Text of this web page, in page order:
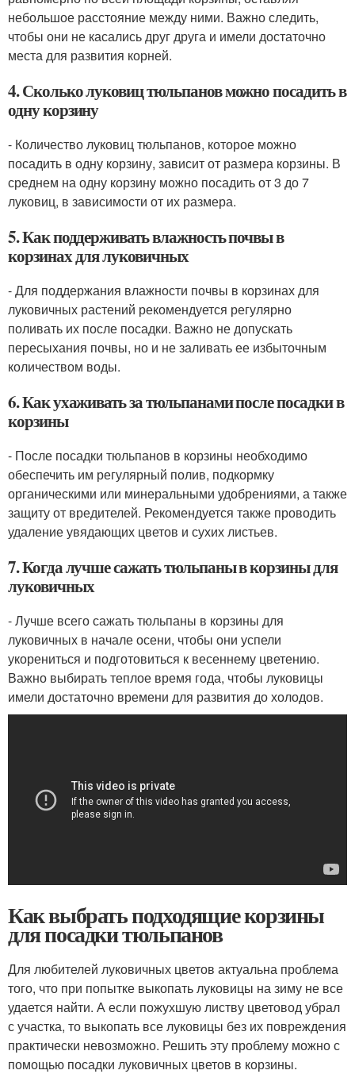
небольшое расстояние между ними. Важно следить,
чтобы они не касались друг друга и имели достаточно
места для развития корней.
4. Сколько луковиц тюльпанов можно посадить в
одну корзину
- Количество луковиц тюльпанов, которое можно
посадить в одну корзину, зависит от размера корзины. В
среднем на одну корзину можно посадить от 3 до 7
луковиц, в зависимости от их размера.
5. Как поддерживать влажность почвы в
корзинах для луковичных
- Для поддержания влажности почвы в корзинах для
луковичных растений рекомендуется регулярно
поливать их после посадки. Важно не допускать
пересыхания почвы, но и не заливать ее избыточным
количеством воды.
6. Как ухаживать за тюльпанами после посадки в
корзины
- После посадки тюльпанов в корзины необходимо
обеспечить им регулярный полив, подкормку
органическими или минеральными удобрениями, а также
защиту от вредителей. Рекомендуется также проводить
удаление увядающих цветов и сухих листьев.
7. Когда лучше сажать тюльпаны в корзины для
луковичных
- Лучше всего сажать тюльпаны в корзины для
луковичных в начале осени, чтобы они успели
укорениться и подготовиться к весеннему цветению.
Важно выбирать теплое время года, чтобы луковицы
имели достаточно времени для развития до холодов.
Как выбрать подходящие корзины
для посадки тюльпанов
Для любителей луковичных цветов актуальна проблема
того, что при попытке выкопать луковицы на зиму не все
удается найти. А если пожухшую листву цветовод убрал
с участка, то выкопать все луковицы без их повреждения
практически невозможно. Решить эту проблему можно с
помощью посадки луковичных цветов в корзины.